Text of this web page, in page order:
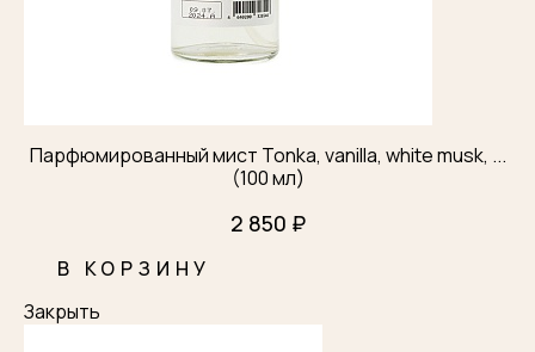
Парфюмированный мист Tonka, vanilla, white musk, ...
(100 мл)
2 850 ₽
В КОРЗИНУ
Закрыть